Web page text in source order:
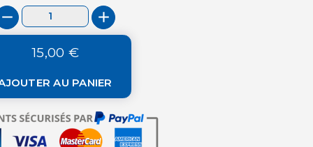
15,00 €
AU PANIER